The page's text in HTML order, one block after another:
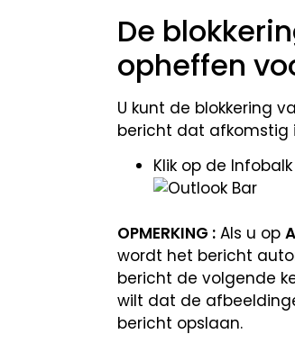
De
opheffen
U kunt de blokkering
bericht dat afkomstig
Klik op de
OPMERKING : Als u op
wordt het bericht
bericht de volgende
wilt dat de
bericht opslaan.